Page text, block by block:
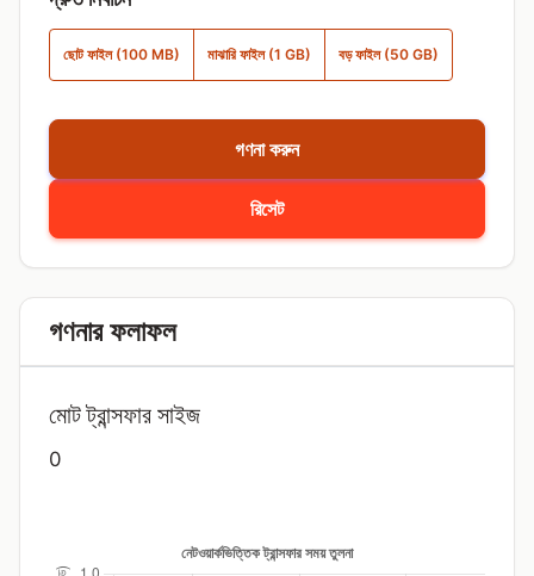
ছোট ফাইল (100 MB) মাঝারি ফাইল (1 GB) বড় ফাইল (50 GB)
রিসেট
গণনা করুন
গণনার ফলাফল
মোট ট্রান্সফার সাইজ
0